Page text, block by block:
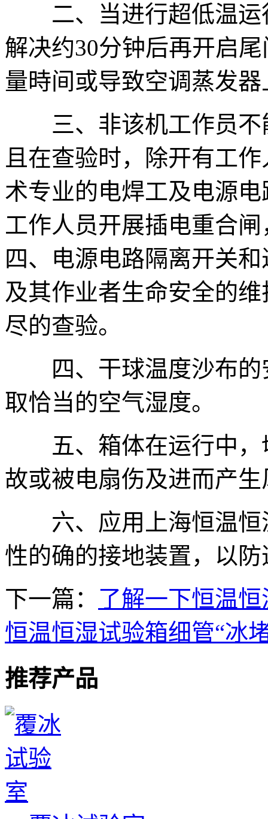
二、当进行超低温运
解决约30分钟后再开启
量時间或导致空调蒸发
三、非该机工作员不
且在查验时，除开有工
术专业的电焊工及电源
工作人员开展插电重合
四、电源电路隔离开关
及其作业者生命安全的
尽的查验。
四、干球温度沙布的
取恰当的空气湿度。
五、箱体在运行中，
故或被电扇伤及进而产生
六、应用上海恒温恒
性的确的接地装置，以
下一篇： 了解一下恒温
恒温恒湿试验箱细管“冰
推荐产品